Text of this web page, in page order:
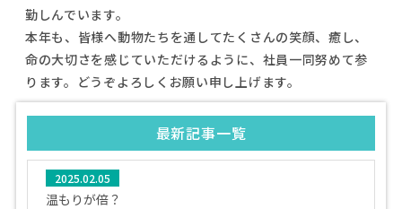
勤しんでいます。
本年も、皆様へ動物たちを通してたくさんの笑顔、癒し、
命の大切さを感じていただけるように、社員一同努めて参
ります。どうぞよろしくお願い申し上げます。
最新記事一覧
2025.02.05
温もりが倍？